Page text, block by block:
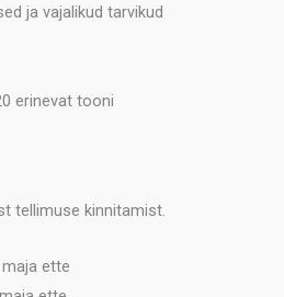
ja vajalikud tarvikud
erinevat tooni
tellimuse kinnitamist.
ette